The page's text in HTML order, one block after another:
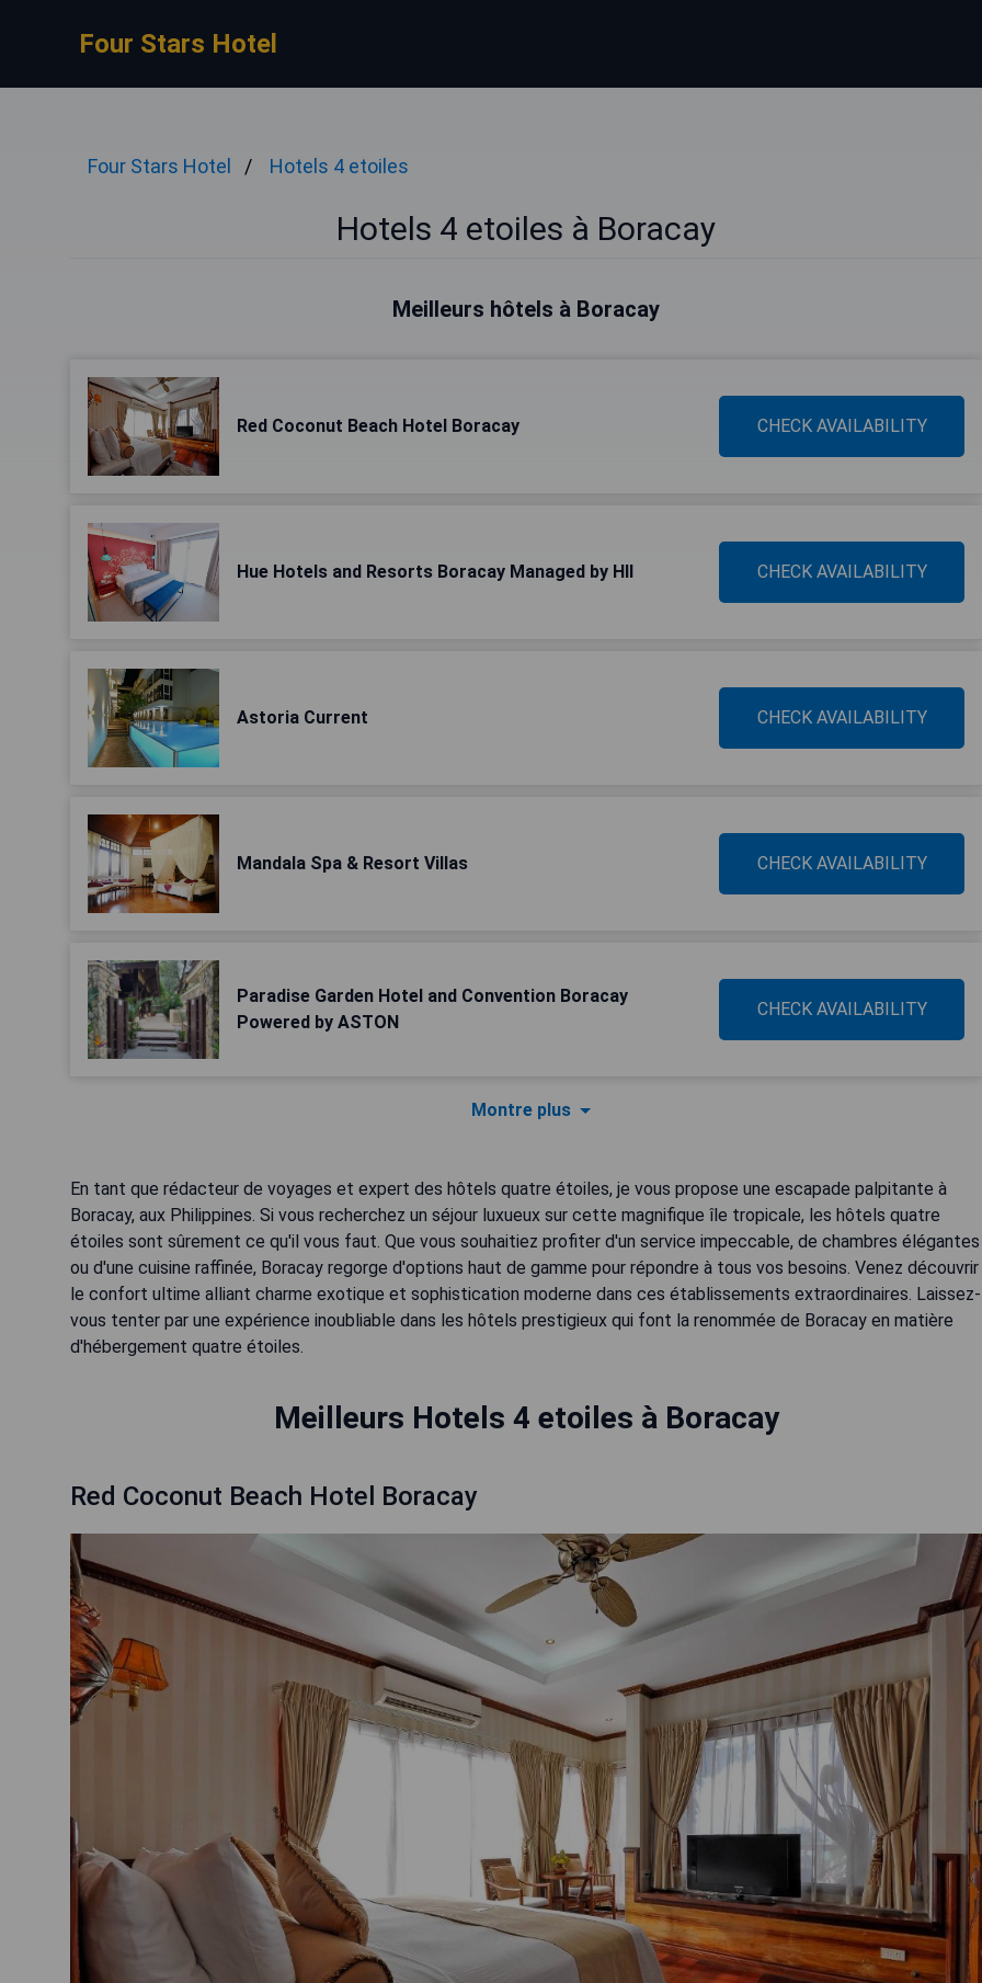
Four Stars Hotel
Four Stars Hotel Hotels 4 etoiles
Hotels 4 etoiles à Boracay
Meilleurs hôtels à Boracay
Red Coconut Beach Hotel Boracay CHECK AVAILABILITY
Hue Hotels and Resorts Boracay Managed by HII CHECK AVAILABILITY
Astoria Current CHECK AVAILABILITY
Mandala Spa & Resort Villas CHECK AVAILABILITY
Paradise Garden Hotel and Convention Boracay
Powered by ASTON
CHECK AVAILABILITY
Montre plus
En tant que rédacteur de voyages et expert des hôtels quatre étoiles, je vous propose une escapade palpitante à
Boracay, aux Philippines. Si vous recherchez un séjour luxueux sur cette magnifique île tropicale, les hôtels quatre
étoiles sont sûrement ce qu'il vous faut. Que vous souhaitiez profiter d'un service impeccable, de chambres élégantes
ou d'une cuisine raffinée, Boracay regorge d'options haut de gamme pour répondre à tous vos besoins. Venez découvrir
le confort ultime alliant charme exotique et sophistication moderne dans ces établissements extraordinaires. Laissez-
vous tenter par une expérience inoubliable dans les hôtels prestigieux qui font la renommée de Boracay en matière
Meilleurs Hotels 4 etoiles à Boracay
Red Coconut Beach Hotel Boracay